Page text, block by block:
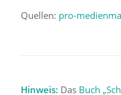
Quellen: pro-
Hinweis: Das Buch